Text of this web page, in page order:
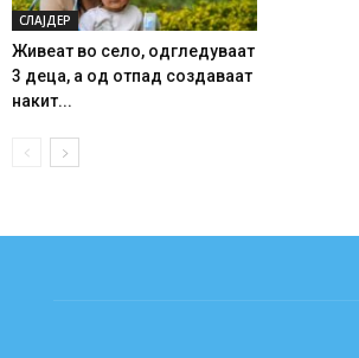
СЛАЈДЕР
Живеат во село, одгледуваат
3 деца, а од отпад создаваат
накит...